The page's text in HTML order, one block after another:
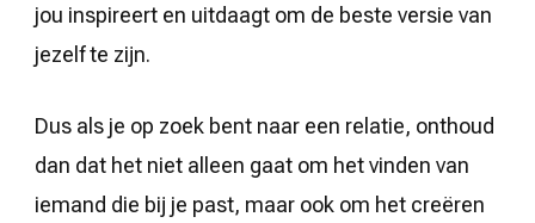
jou inspireert en uitdaagt om de beste versie van
jezelf te zijn.
Dus als je op zoek bent naar een relatie, onthoud
dan dat het niet alleen gaat om het vinden van
iemand die bij je past, maar ook om het creëren